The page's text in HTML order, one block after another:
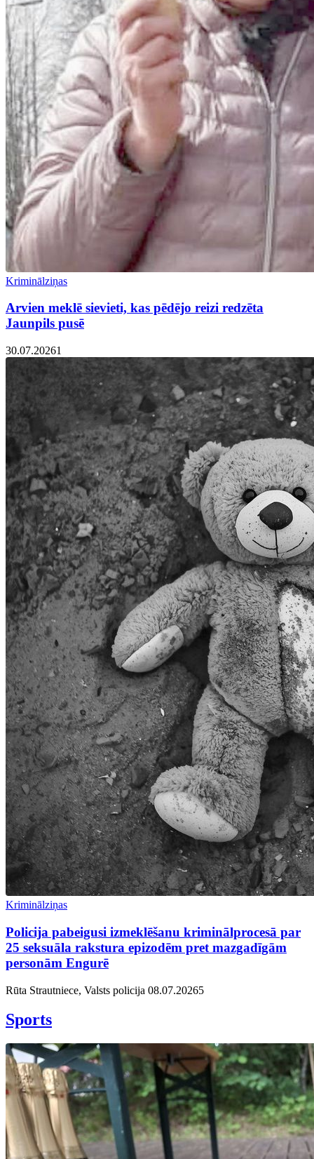
Kriminālziņas
Arvien meklē sievieti, kas pēdējo reizi redzēta
Jaunpils pusē
30.07.20261
Kriminālziņas
Policija pabeigusi izmeklēšanu kriminālprocesā par
25 seksuāla rakstura epizodēm pret mazgadīgām
personām Engurē
Rūta Strautniece, Valsts policija 08.07.20265
Sports